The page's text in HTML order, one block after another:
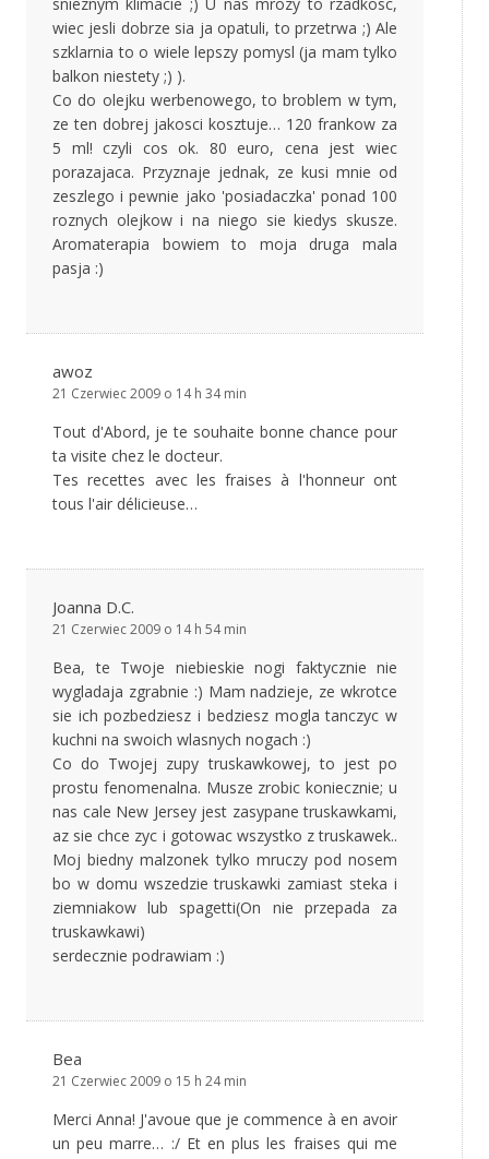
wiec jesli dobrze sia ja opatuli, to przetrwa ;) Ale
szklarnia to o wiele lepszy pomysl (ja mam tylko
balkon niestety ;) ).
Co do olejku werbenowego, to broblem w tym,
ze ten dobrej jakosci kosztuje… 120 frankow za
5 ml! czyli cos ok. 80 euro, cena jest wiec
porazajaca. Przyznaje jednak, ze kusi mnie od
zeszlego i pewnie jako 'posiadaczka' ponad 100
roznych olejkow i na niego sie kiedys skusze.
Aromaterapia bowiem to moja druga mala
pasja :)
awoz
21 Czerwiec 2009 o 14 h 34 min
Tout d'Abord, je te souhaite bonne chance pour
ta visite chez le docteur.
Tes recettes avec les fraises à l'honneur ont
tous l'air délicieuse…
Joanna D.C.
21 Czerwiec 2009 o 14 h 54 min
Bea, te Twoje niebieskie nogi faktycznie nie
wygladaja zgrabnie :) Mam nadzieje, ze wkrotce
sie ich pozbedziesz i bedziesz mogla tanczyc w
kuchni na swoich wlasnych nogach :)
Co do Twojej zupy truskawkowej, to jest po
prostu fenomenalna. Musze zrobic koniecznie; u
nas cale New Jersey jest zasypane truskawkami,
az sie chce zyc i gotowac wszystko z truskawek..
Moj biedny malzonek tylko mruczy pod nosem
bo w domu wszedzie truskawki zamiast steka i
ziemniakow lub spagetti(On nie przepada za
truskawkawi)
serdecznie podrawiam :)
Bea
21 Czerwiec 2009 o 15 h 24 min
Merci Anna! J'avoue que je commence à en avoir
un peu marre… :/ Et en plus les fraises qui me